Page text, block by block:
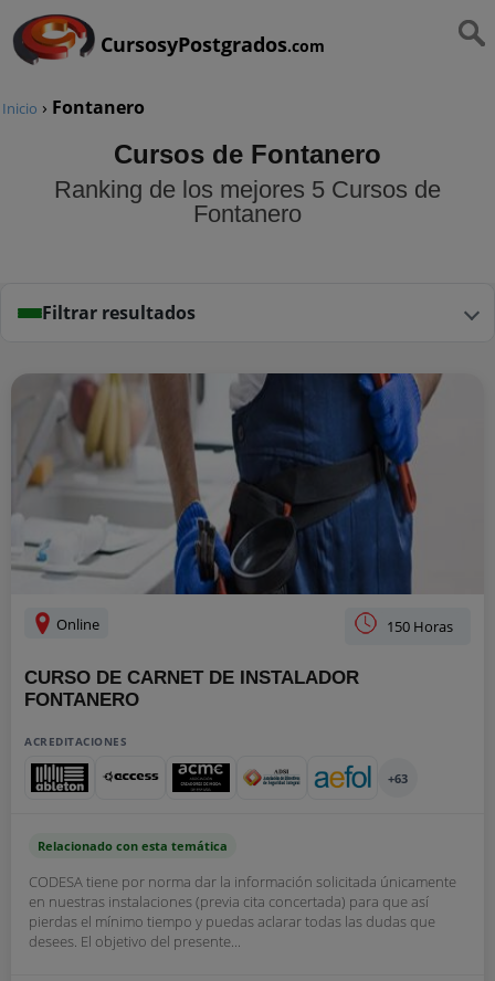
CursosyPostgrados.com
Inicio › Fontanero
Cursos de Fontanero
Ranking de los mejores 5 Cursos de
Fontanero
Filtrar resultados
Online 150 Horas
CURSO DE CARNET DE INSTALADOR
FONTANERO
ACREDITACIONES
+63
Relacionado con esta temática
CODESA tiene por norma dar la información solicitada únicamente
en nuestras instalaciones (previa cita concertada) para que así
pierdas el mínimo tiempo y puedas aclarar todas las dudas que
desees. El objetivo del presente...